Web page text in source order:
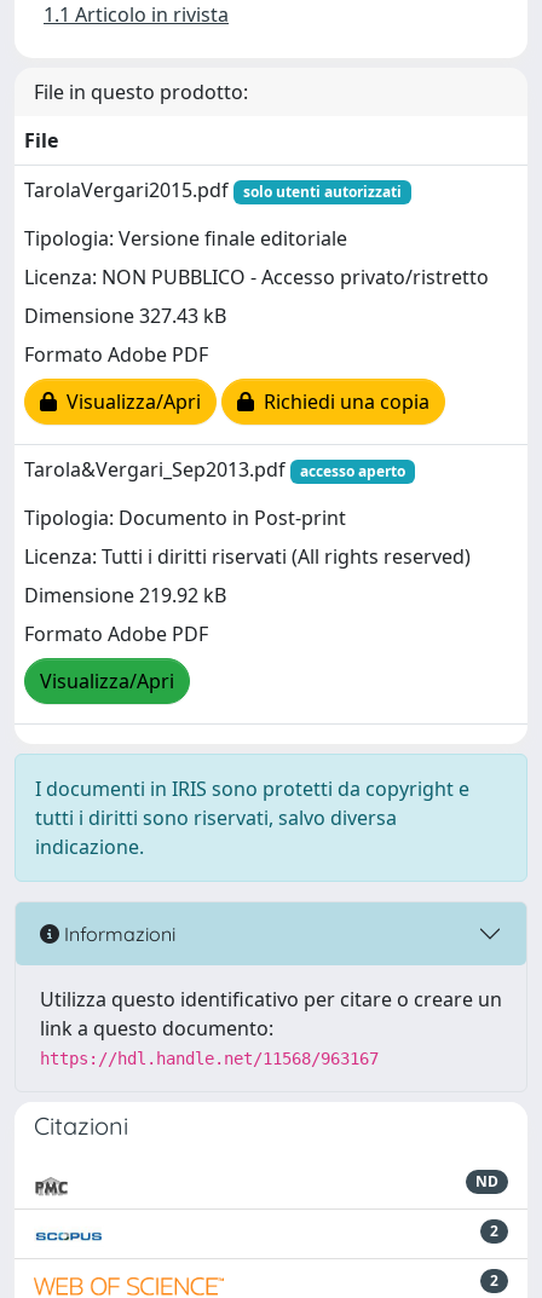
1.1 Articolo in rivista
File in questo prodotto:
File
TarolaVergari2015.pdf
solo utenti autorizzati
Tipologia: Versione finale editoriale
Licenza: NON PUBBLICO - Accesso privato/ristretto
Dimensione 327.43 kB
Formato Adobe PDF
Visualizza/Apri
Richiedi una copia
Tarola&Vergari_Sep2013.pdf accesso aperto
Tipologia: Documento in Post-print
Licenza: Tutti i diritti riservati (All rights reserved)
Dimensione 219.92 kB
Formato Adobe PDF
Visualizza/Apri
I documenti in IRIS sono protetti da copyright e
tutti i diritti sono riservati, salvo diversa
indicazione.
Informazioni
Utilizza questo identificativo per citare o creare un
link a questo documento:
https://hdl.handle.net/11568/963167
Citazioni
ND
2
2